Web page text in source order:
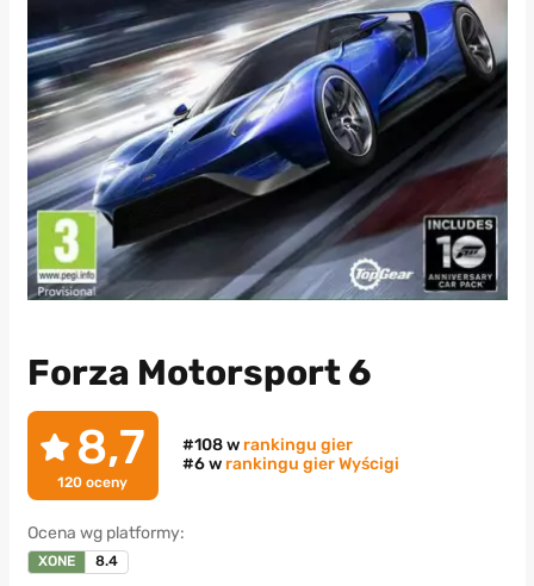
Forza Motorsport 6
8,7
120 oceny
#108 w rankingu gier
#6 w rankingu gier Wyścigi
Ocena wg platformy:
XONE 8.4